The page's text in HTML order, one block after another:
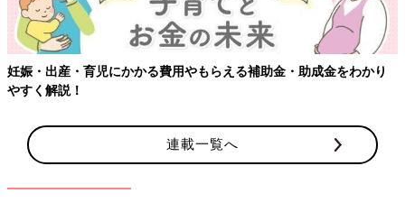
妊娠・出産・育児にかかる費用やもらえる補助金・助成金をわかり
やすく解説！
連載一覧へ